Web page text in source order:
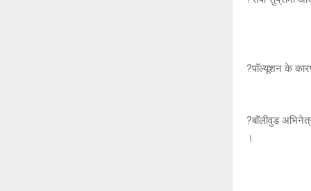
?पॉल्यूशन के
?बॉलीवुड
।